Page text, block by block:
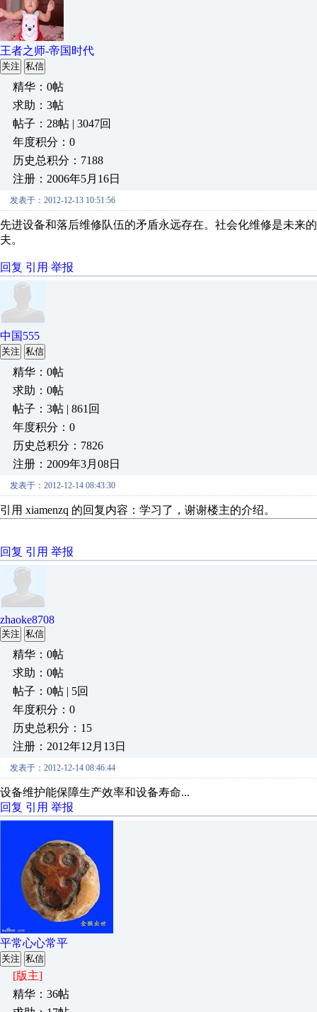
王者之师-帝国时代
关注 私信
精华：0帖
求助：3帖
帖子：28帖 | 3047回
年度积分：0
历史总积分：7188
注册：2006年5月16日
发表于：2012-12-13 10:51:56
先进设备和落后维修队伍的矛盾永远存在。社会化维修是未来
夫。
回复 引用 举报
中国555
关注 私信
精华：0帖
求助：0帖
帖子：3帖 | 861回
年度积分：0
历史总积分：7826
注册：2009年3月08日
发表于：2012-12-14 08:43:30
引用 xiamenzq 的回复内容：学习了，谢谢楼主的介绍。
回复 引用 举报
zhaoke8708
关注 私信
精华：0帖
求助：0帖
帖子：0帖 | 5回
年度积分：0
历史总积分：15
注册：2012年12月13日
发表于：2012-12-14 08:46:44
设备维护能保障生产效率和设备寿命...
回复 引用 举报
平常心心常平
关注 私信
[版主]
精华：36帖